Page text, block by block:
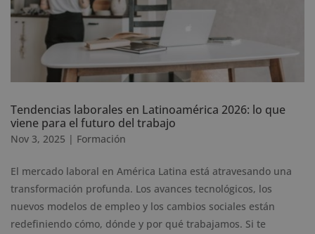
Tendencias laborales en Latinoamérica 2026: lo que
viene para el futuro del trabajo
Nov 3, 2025 | Formación
El mercado laboral en América Latina está atravesando una
transformación profunda. Los avances tecnológicos, los
nuevos modelos de empleo y los cambios sociales están
redefiniendo cómo, dónde y por qué trabajamos. Si te